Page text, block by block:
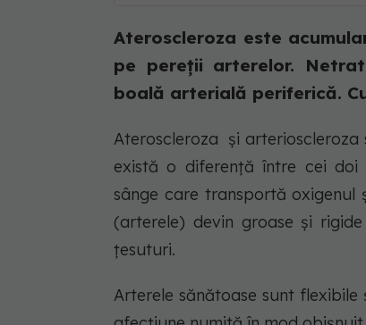
Ateroscleroza este
pe pereții arterelor.
boală arterială periferică.
Ateroscleroza și arterioscleroza
există o diferență între cei doi
sânge care transportă
(arterele) devin groase și
țesuturi.
Arterele sănătoase sunt